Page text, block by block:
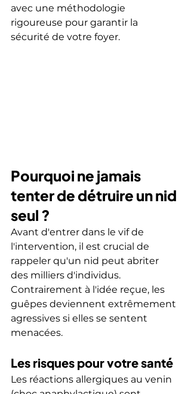
avec une méthodologie
rigoureuse pour garantir la
sécurité de votre foyer.
Pourquoi ne jamais
tenter de détruire un nid
seul ?
Avant d'entrer dans le vif de
l'intervention, il est crucial de
rappeler qu'un nid peut abriter
des milliers d'individus.
Contrairement à l'idée reçue, les
guêpes deviennent extrêmement
agressives si elles se sentent
menacées.
Les risques pour votre santé
Les réactions allergiques au venin